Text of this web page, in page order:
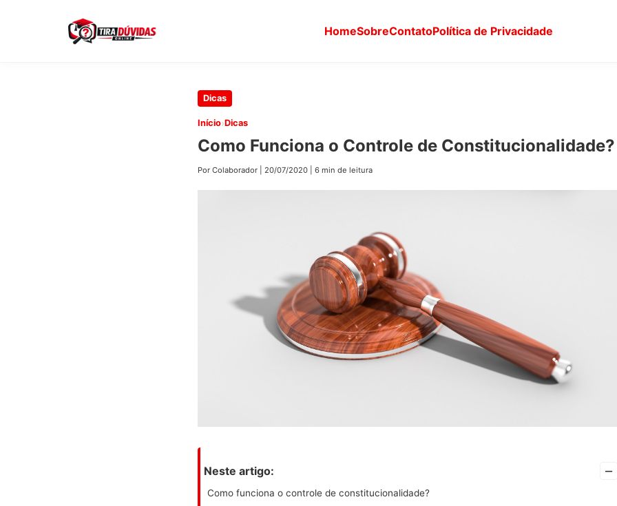
HomeSobreContatoPolítica de Privacidade
Dicas
Início›Dicas
Como Funciona o Controle de Constitucionalidade?
Por Colaborador 20/07/2020 6 min de leitura
Neste artigo: –
Como funciona o controle de constitucionalidade?